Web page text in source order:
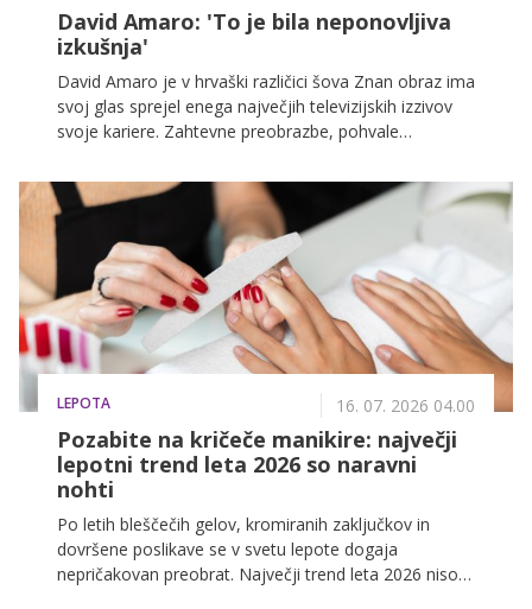
David Amaro: 'To je bila neponovljiva
izkušnja'
David Amaro je v hrvaški različici šova Znan obraz ima
svoj glas sprejel enega največjih televizijskih izzivov
svoje kariere. Zahtevne preobrazbe, pohvale
bodo od 18. julija lahko spremljali tudi gledalci na
VOYO ter videli, kako je s svojimi nastopi občinstvo
ganil do solz in si prislužil stoječe ovacije.
LEPOTA 16. 07. 2026 04.00
Pozabite na kričeče manikire: največji
lepotni trend leta 2026 so naravni
nohti
Po letih bleščečih gelov, kromiranih zaključkov in
dovršene poslikave se v svetu lepote dogaja
nepričakovan preobrat. Največji trend leta 2026 niso